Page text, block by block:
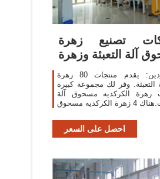
تصنيع زهرة
آلة التعبئة وزهرة
حول المنتج والموردين: يقدم منتجات 80 زهرة
التعبئة. وفر لك مجموعة كبيرة
زهرة الكركديه مسحوق آلة
التعبئة، مثل مشروبات.هناك 4 زهرة الكركديه مسحوق
احصل على السعر